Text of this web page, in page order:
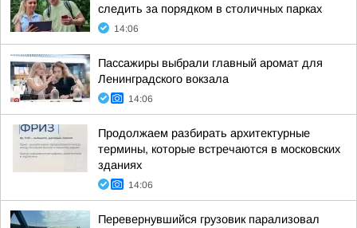
следить за порядком в столичных парках
14:06
Пассажиры выбрали главный аромат для
Ленинградского вокзала
14:06
Продолжаем разбирать архитектурные
термины, которые встречаются в московских
зданиях
14:06
Перевернувшийся грузовик парализовал